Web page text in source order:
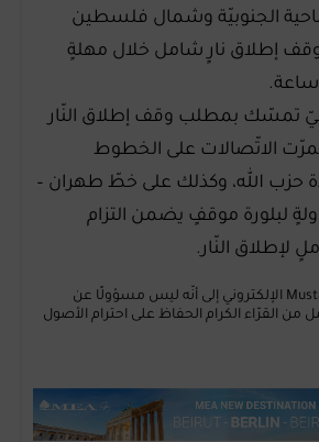
الجنوبيّة وشمال فلسطين
إطلاق نارٍ شامل خلال مهلةٍ
تمسّك بمطلب وقف إطلاق النّار
الاتّصالات على الخطوط
حزب الله، وكذلك على خطّ طهران –
لبلورة موقفٍ يضمن التزام
لإطلاق النّار.
يلفت موقع Mustaqbal Web الإلكتروني إلى أنّه ليس مسؤولًا عن
من القرّاء الكرام الحفاظ على احترام الأصول